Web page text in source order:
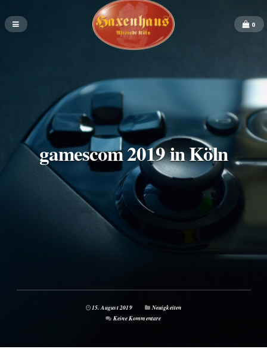
0
gamescom 2019 in Köln
15. August 2019
Neuigkeiten
Keine Kommentare